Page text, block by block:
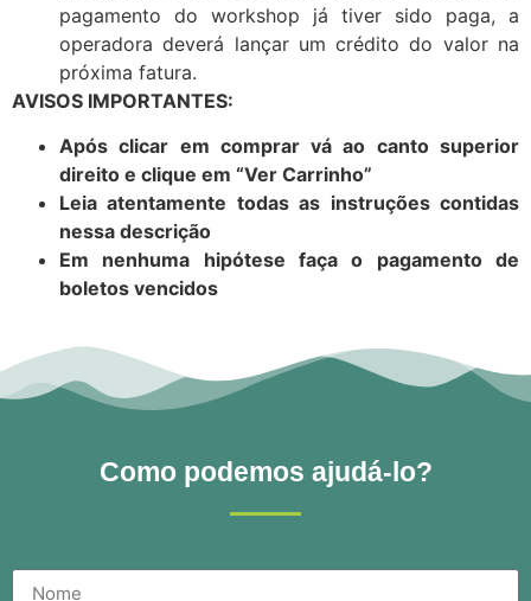
pagamento do workshop já tiver sido paga, a
operadora deverá lançar um crédito do valor na
próxima fatura.
AVISOS IMPORTANTES:
Após clicar em comprar vá ao canto superior
direito e clique em “Ver Carrinho”
Leia atentamente todas as instruções contidas
nessa descrição
Em nenhuma hipótese faça o pagamento de
boletos vencidos
Como podemos ajudá-lo?